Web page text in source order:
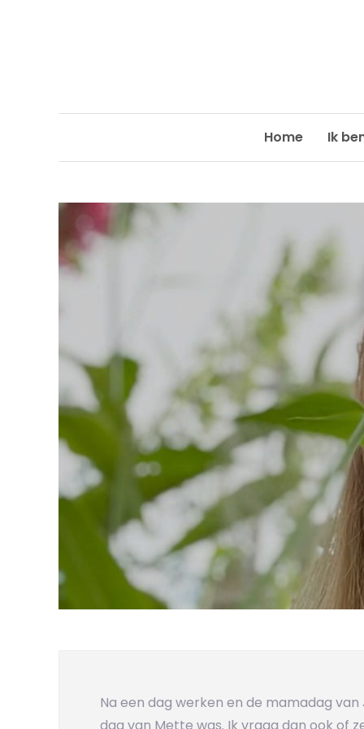
Home Ik
Na een dag werken en de mamadag